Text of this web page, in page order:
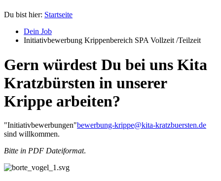
Du bist hier: Startseite
Dein Job
Initiativbewerbung Krippenbereich SPA Vollzeit /Teilzeit
Gern würdest Du bei uns Kita
Kratzbürsten in unserer
Krippe arbeiten?
"Initiativbewerbungen"bewerbung-krippe@kita-kratzbuersten.de
sind willkommen.
Bitte in PDF Dateiformat.